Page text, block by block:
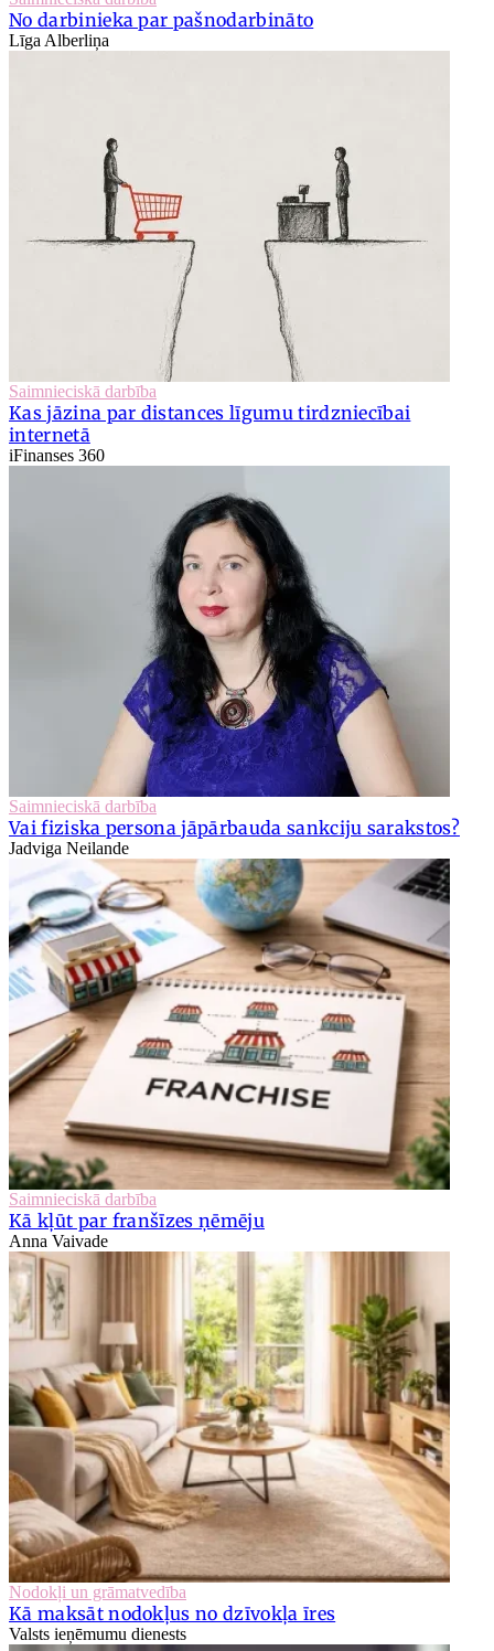
No darbinieka par pašnodarbināto
Līga Alberliņa
Saimnieciskā darbība
Kas jāzina par distances līgumu tirdzniecībai
internetā
iFinanses 360
Saimnieciskā darbība
Vai fiziska persona jāpārbauda sankciju sarakstos?
Jadviga Neilande
Saimnieciskā darbība
Kā kļūt par franšīzes ņēmēju
Anna Vaivade
Nodokļi un grāmatvedība
Kā maksāt nodokļus no dzīvokļa īres
Valsts ieņēmumu dienests